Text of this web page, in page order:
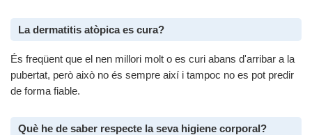
La dermatitis atòpica es cura?
És freqüent que el nen millori molt o es curi abans d'arribar a la
pubertat, però això no és sempre així i tampoc no es pot predir
de forma fiable.
Què he de saber respecte la seva higiene corporal?